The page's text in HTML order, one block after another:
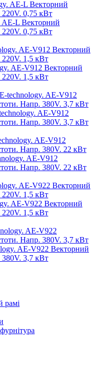
AE-L Векторний
220V. 0,75 кВт
AE-V912 Векторний
220V. 1,5 кВт
AE-V912
Напр. 380V. 3,7 кВт
AE-V912
Напр. 380V. 22 кВт
AE-V922 Векторний
220V. 1,5 кВт
AE-V922 Векторний
380V. 3,7 кВт
рамі